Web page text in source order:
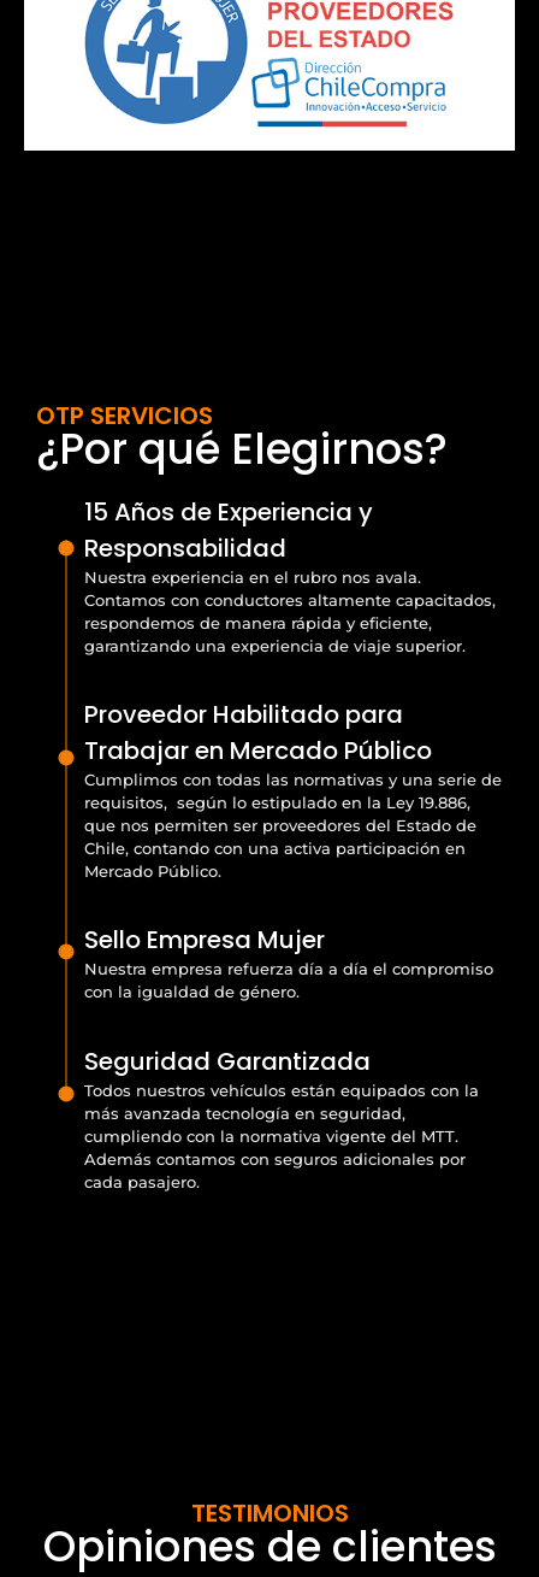
OTP SERVICIOS
¿Por qué Elegirnos?
15 Años de Experiencia y
Responsabilidad
Nuestra experiencia en el rubro nos avala.
Contamos con conductores altamente capacitados,
respondemos de manera rápida y eficiente,
garantizando una experiencia de viaje superior.
Proveedor Habilitado para
Trabajar en Mercado Público
Cumplimos con todas las normativas y una serie de
requisitos, según lo estipulado en la Ley 19.886,
que nos permiten ser proveedores del Estado de
Chile, contando con una activa participación en
Mercado Público.
Sello Empresa Mujer
Nuestra empresa refuerza día a día el compromiso
con la igualdad de género.
Seguridad Garantizada
Todos nuestros vehículos están equipados con la
más avanzada tecnología en seguridad,
cumpliendo con la normativa vigente del MTT.
Además contamos con seguros adicionales por
cada pasajero.
TESTIMONIOS
Opiniones de clientes